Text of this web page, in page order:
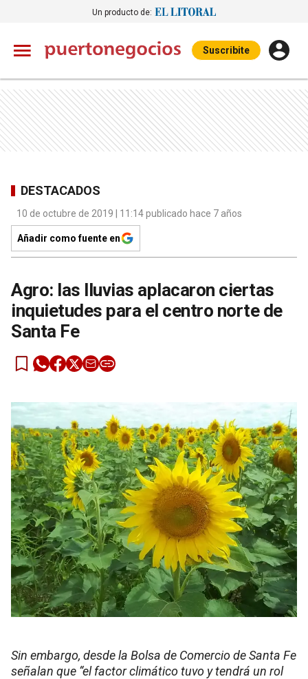
Un producto de:
Suscribite
DESTACADOS
10 de octubre de 2019 | 11:14 publicado hace 7 años
Añadir como fuente en
Agro: las lluvias aplacaron ciertas
inquietudes para el centro norte de
Santa Fe
Sin embargo, desde la Bolsa de Comercio de Santa Fe
señalan que “el factor climático tuvo y tendrá un rol